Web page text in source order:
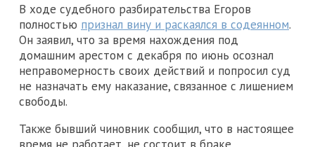
В ходе судебного разбирательства Егоров
полностью признал вину и раскаялся в содеянном.
Он заявил, что за время нахождения под
домашним арестом с декабря по июнь осознал
неправомерность своих действий и попросил суд
не назначать ему наказание, связанное с лишением
свободы.
Также бывший чиновник сообщил, что в настоящее